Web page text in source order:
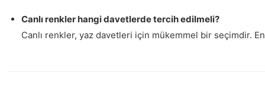
Canlı renkler hangi davetlerde tercih edilmeli?
Canlı renkler, yaz davetleri için mükemmel bir seçimdir.